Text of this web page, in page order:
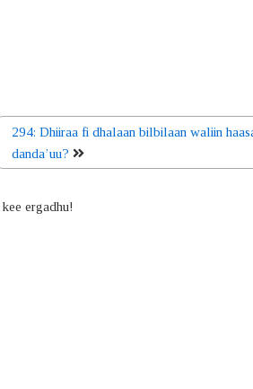
294: Dhiiraa fi dhalaan bilbilaan waliin
danda’uu?
ergadhu!